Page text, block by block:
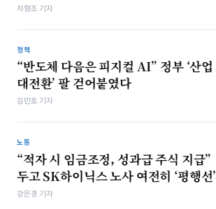
차형조 기자
정책
“반도체 다음은 피지컬 AI” 정부 ‘산업
대전환’ 팔 걷어붙였다
김민호 기자
노동
“적자 시 임금조정, 성과급 주식 지급”
두고 SK하이닉스 노사 여전히 ‘평행선’
강은경 기자